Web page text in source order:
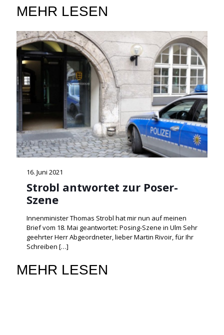
MEHR LESEN
16. Juni 2021
Strobl antwortet zur Poser-
Szene
Innenminister Thomas Strobl hat mir nun auf meinen
Brief vom 18. Mai geantwortet: Posing-Szene in Ulm Sehr
geehrter Herr Abgeordneter, lieber Martin Rivoir, für Ihr
Schreiben […]
MEHR LESEN